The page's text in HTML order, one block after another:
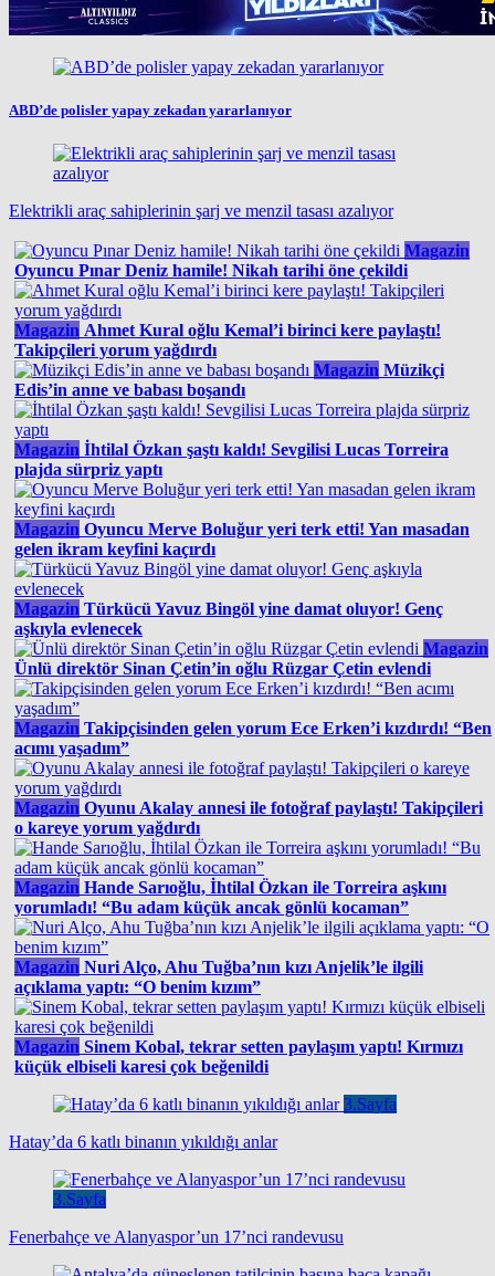
ABD’de polisler yapay zekadan yararlanıyor
Elektrikli araç sahiplerinin şarj ve menzil tasası azalıyor
Magazin
Oyuncu Pınar Deniz hamile! Nikah tarihi öne çekildi
Magazin Ahmet Kural oğlu Kemal’i birinci kere paylaştı!
Takipçileri yorum yağdırdı
Magazin Müzikçi
Edis’in anne ve babası boşandı
Magazin İhtilal Özkan şaştı kaldı! Sevgilisi Lucas Torreira
plajda sürpriz yaptı
Magazin Oyuncu Merve Boluğur yeri terk etti! Yan masadan
gelen ikram keyfini kaçırdı
Magazin Türkücü Yavuz Bingöl yine damat oluyor! Genç
aşkıyla evlenecek
Magazin
Ünlü direktör Sinan Çetin’in oğlu Rüzgar Çetin evlendi
Magazin Takipçisinden gelen yorum Ece Erken’i kızdırdı! “Ben
acımı yaşadım”
Magazin Oyunu Akalay annesi ile fotoğraf paylaştı! Takipçileri
o kareye yorum yağdırdı
Magazin Hande Sarıoğlu, İhtilal Özkan ile Torreira aşkını
yorumladı! “Bu adam küçük ancak gönlü kocaman”
Magazin Nuri Alço, Ahu Tuğba’nın kızı Anjelik’le ilgili
açıklama yaptı: “O benim kızım”
Magazin Sinem Kobal, tekrar setten paylaşım yaptı! Kırmızı
küçük elbiseli karesi çok beğenildi
3.Sayfa
Hatay’da 6 katlı binanın yıkıldığı anlar
3.Sayfa
Fenerbahçe ve Alanyaspor’un 17’nci randevusu